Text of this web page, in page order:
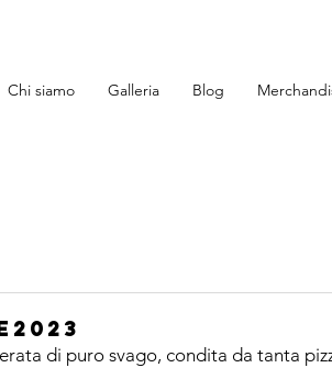
Chi siamo Galleria Blog
di puro svago, condita da tanta